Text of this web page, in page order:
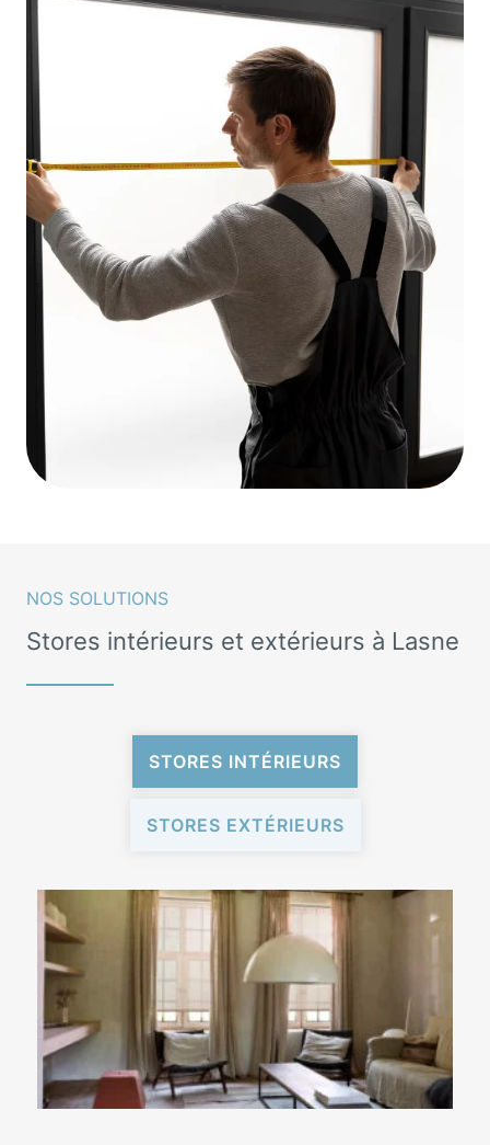
NOS SOLUTIONS
Stores intérieurs et extérieurs à Lasne
STORES INTÉRIEURS
STORES EXTÉRIEURS